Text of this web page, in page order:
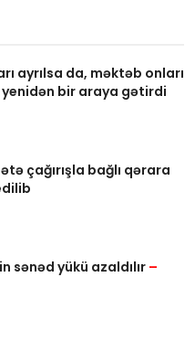
ayrılsa da, məktəb onları
yenidən bir araya gətirdi
çağırışla bağlı qərara
sənəd yükü azaldılır –